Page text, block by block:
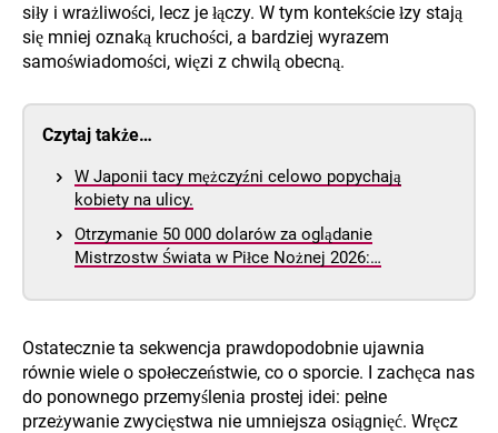
siły i wrażliwości, lecz je łączy. W tym kontekście łzy stają
się mniej oznaką kruchości, a bardziej wyrazem
samoświadomości, więzi z chwilą obecną.
Czytaj także…
W Japonii tacy mężczyźni celowo popychają
kobiety na ulicy.
Otrzymanie 50 000 dolarów za oglądanie
Mistrzostw Świata w Piłce Nożnej 2026:…
Ostatecznie ta sekwencja prawdopodobnie ujawnia
równie wiele o społeczeństwie, co o sporcie. I zachęca nas
do ponownego przemyślenia prostej idei: pełne
przeżywanie zwycięstwa nie umniejsza osiągnięć. Wręcz